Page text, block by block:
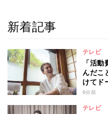
新着記事
テレビ
「活
んだこ
けてド
けど右
6分前
テレビ